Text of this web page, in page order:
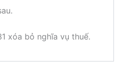
xóa bỏ nghĩa vụ thuế.